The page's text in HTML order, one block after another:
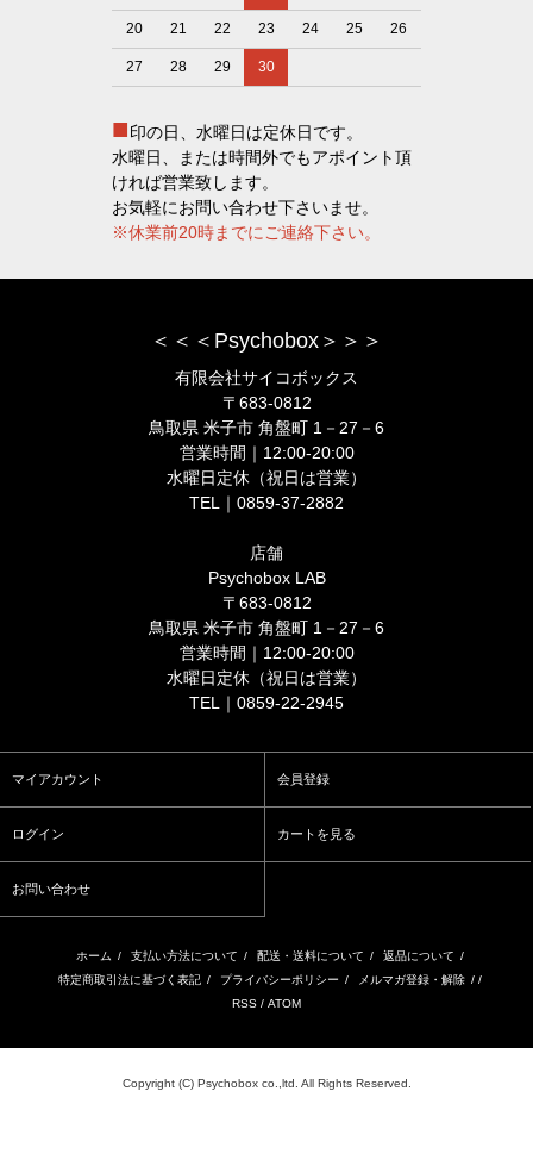
20 21 22 23 24 25 26
27 28 29 30
■印の日、水曜日は定休日です。
水曜日、または時間外でもアポイント頂
ければ営業致します。
お気軽にお問い合わせ下さいませ。
※休業前20時までにご連絡下さい。
＜＜＜Psychobox＞＞＞
有限会社サイコボックス
〒683-0812
鳥取県 米子市 角盤町 1－27－6
営業時間｜12:00-20:00
水曜日定休（祝日は営業）
TEL｜0859-37-2882
店舗
Psychobox LAB
〒683-0812
鳥取県 米子市 角盤町 1－27－6
営業時間｜12:00-20:00
水曜日定休（祝日は営業）
TEL｜0859-22-2945
マイアカウント 会員登録
ログイン カートを見る
お問い合わせ
ホーム / 支払い方法について / 配送・送料について / 返品について /
特定商取引法に基づく表記 / プライバシーポリシー / メルマガ登録・解除 / /
RSS / ATOM
Copyright (C) Psychobox co.,ltd. All Rights Reserved.